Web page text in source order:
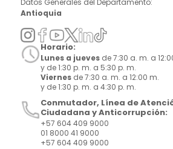
Datos Generales del Departamento:
Antioquia
Horario:
Lunes a jueves de 7:30 a. m. a
y de 1:30 p. m. a 5:30 p. m.
Viernes de 7:30 a. m. a 12:00 m.
y de 1:30 p. m. a 4:30 p. m.
Conmutador, Línea de
Ciudadana y Anticorrupción:
+57 604 409 9000
01 8000 41 9000
+57 604 409 9000